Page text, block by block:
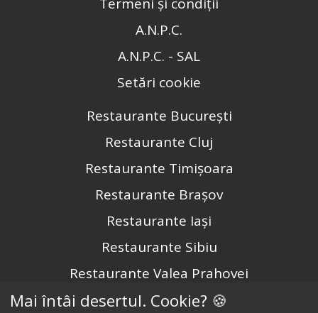
A.N.P.C.
A.N.P.C. - SAL
Setări cookie
Restaurante București
Restaurante Cluj
Restaurante Timișoara
Restaurante Brașov
Restaurante Iași
Restaurante Sibiu
Restaurante Valea Prahovei
Restaurante Litoral
Mai întâi desertul. Cookie? 🍪